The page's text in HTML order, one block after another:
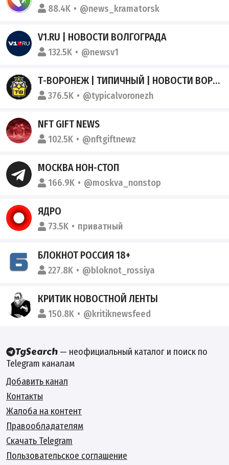
88.4K @news_kramatorsk
V1.RU | НОВОСТИ ВОЛГОГРАДА
132.5K @newsv1
Т-ВОРОНЕЖ | ТИПИЧНЫЙ | НОВОСТИ ВОРОНЕЖА
376.5K @typicalvoronezh
NFT GIFT NEWS
102.5K @nftgiftnewz
МОСКВА НОН-СТОП
166.9K @moskva_nonstop
ЯДРО
73.5K приватный
БЛОКНОТ РОССИЯ 18+
227.8K @bloknot_rossiya
КРИТИК НОВОСТНОЙ ЛЕНТЫ
150.8K @kritiknewsfeed
— неофициальный каталог и поиск по
Telegram каналам
Добавить канал
Контакты
Жалоба на контент
Правообладателям
Скачать Telegram
Пользовательское соглашение